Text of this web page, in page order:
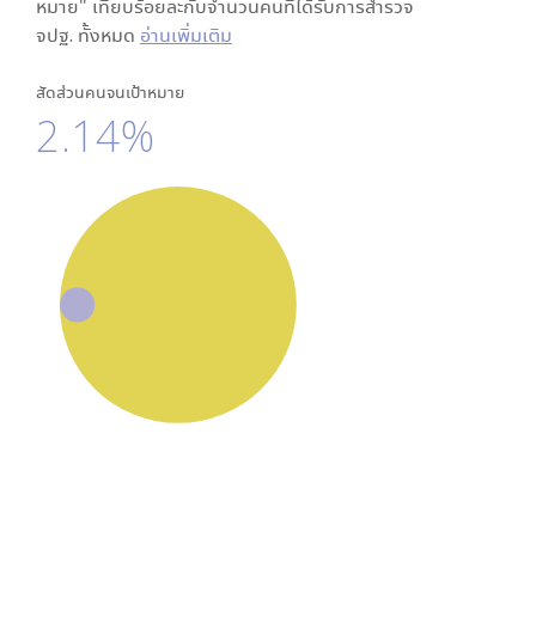
หมาย" เทียบร้อยละกับจำนวนคนที่ได้รับการสำรวจ
จปฐ. ทั้งหมด อ่านเพิ่มเติม
สัดส่วนคนจนเป้าหมาย
2.14%